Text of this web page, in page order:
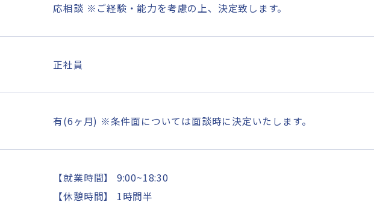
応相談 ※ご経験・能力を考慮の上、決定致します。
正社員
有(6ヶ月) ※条件面については面談時に決定いたします。
【就業時間】 9:00~18:30
【休憩時間】 1時間半